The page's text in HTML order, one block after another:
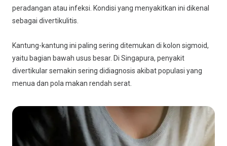
peradangan atau infeksi. Kondisi yang menyakitkan ini dikenal
sebagai divertikulitis.
Kantung-kantung ini paling sering ditemukan di kolon sigmoid,
yaitu bagian bawah usus besar. Di Singapura, penyakit
divertikular semakin sering didiagnosis akibat populasi yang
menua dan pola makan rendah serat.